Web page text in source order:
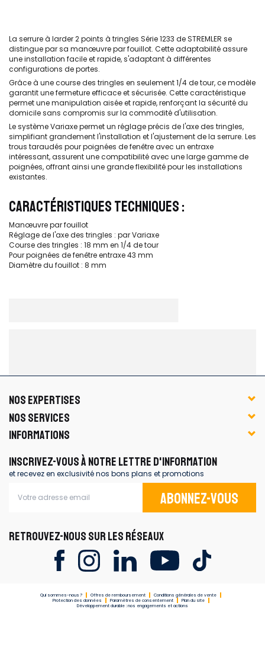
La serrure à larder 2 points à tringles Série 1233 de STREMLER se
distingue par sa manœuvre par fouillot. Cette adaptabilité assure
une installation facile et rapide, s'adaptant à différentes
configurations de portes.
Grâce à une course des tringles en seulement 1/4 de tour, ce modèle
garantit une fermeture efficace et sécurisée. Cette caractéristique
permet une manipulation aisée et rapide, renforçant la sécurité du
domicile sans compromis sur la commodité d'utilisation.
Le système Variaxe permet un réglage précis de l'axe des tringles,
simplifiant grandement l'installation et l'ajustement de la serrure. Les
trous taraudés pour poignées de fenêtre avec un entraxe
intéressant, assurent une compatibilité avec une large gamme de
poignées, offrant ainsi une grande flexibilité pour les installations
existantes.
CARACTÉRISTIQUES TECHNIQUES :
Manœuvre par fouillot
Réglage de l'axe des tringles : par Variaxe
Course des tringles : 18 mm en 1/4 de tour
Pour poignées de fenêtre entraxe 43 mm
Diamètre du fouillot : 8 mm
NOS EXPERTISES
NOS SERVICES
INFORMATIONS
INSCRIVEZ-VOUS À NOTRE LETTRE D'INFORMATION
et recevez en exclusivité nos bons plans et promotions
Abonnez-vous
RETROUVEZ-NOUS SUR LES RÉSEAUX
Qui sommes-nous ? Offres de remboursement
Conditions générales de vente
Protection des données
Paramètres de consentement
Plan du site
Développement durable : nos engagements et actions